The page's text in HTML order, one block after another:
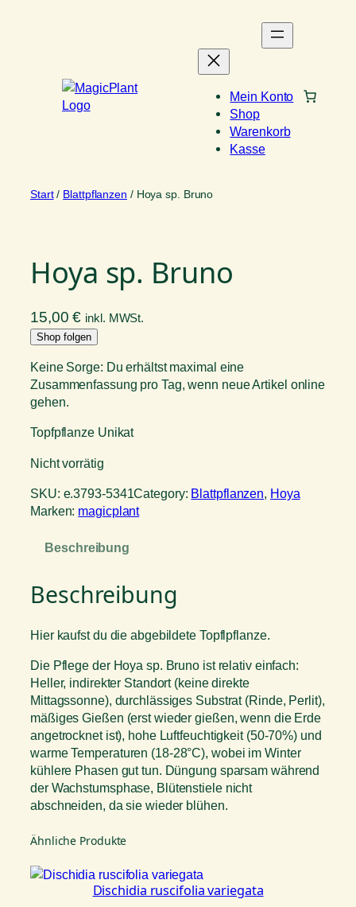
Mein Konto
Shop
Warenkorb
Kasse
Start/ Blattpflanzen / Hoya sp. Bruno
Hoya sp. Bruno
15,00€ inkl. MWSt.
Shop folgen
Keine Sorge: Du erhältst maximal eine
Zusammenfassung pro Tag, wenn neue Artikel online
gehen.
Topfpflanze Unikat
Nicht vorrätig
SKU: e.3793-5341Category: Blattpflanzen, Hoya
Marken: magicplant
Beschreibung
Beschreibung
Hier kaufst du die abgebildete Topflpflanze.
Die Pflege der Hoya sp. Bruno ist relativ einfach:
Heller, indirekter Standort (keine direkte
Mittagssonne), durchlässiges Substrat (Rinde, Perlit),
mäßiges Gießen (erst wieder gießen, wenn die Erde
angetrocknet ist), hohe Luftfeuchtigkeit (50-70%) und
warme Temperaturen (18-28°C), wobei im Winter
kühlere Phasen gut tun. Düngung sparsam während
der Wachstumsphase, Blütenstiele nicht
abschneiden, da sie wieder blühen.
Ähnliche Produkte
Dischidia ruscifolia variegata